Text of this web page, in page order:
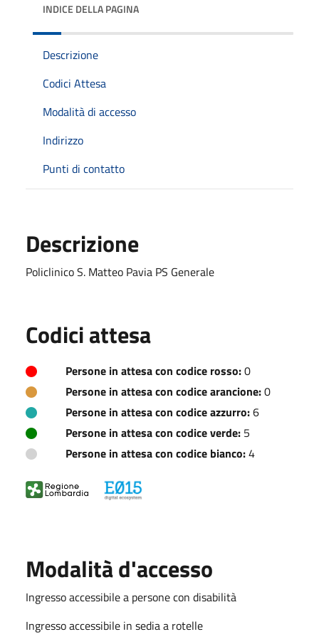
INDICE DELLA PAGINA
Descrizione
Codici Attesa
Modalità di accesso
Indirizzo
Punti di contatto
Descrizione
Policlinico S. Matteo Pavia PS Generale
Codici attesa
Persone in attesa con codice rosso:0
Persone in attesa con codice arancione:0
Persone in attesa con codice azzurro:6
Persone in attesa con codice verde: 5
Persone in attesa con codice bianco:4
Modalità d'accesso
Ingresso accessibile a persone con disabilità
Ingresso accessibile in sedia a rotelle